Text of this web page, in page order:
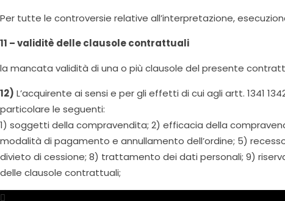
Per tutte le controversie relative all’interpretazione,
11 – validitè delle clausole contrattuali
la mancata validità di una o più clausole del presente
12) L’acquirente ai sensi e per gli effetti di cui agli artt. 1341
particolare le seguenti:
1) soggetti della compravendita; 2) efficacia della
modalità di pagamento e annullamento dell’ordine; 5)
divieto di cessione; 8) trattamento dei dati personali; 9)
delle clausole contrattuali;